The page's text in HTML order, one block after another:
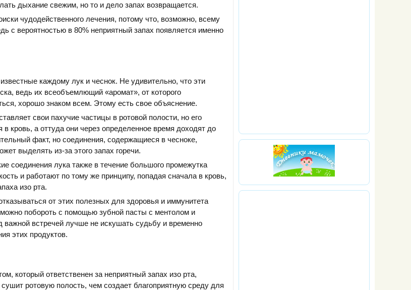
дыхание свежим, но то и дело запах возвращается.
чудодейственного лечения, потому что, возможно, всему
с вероятностью в 80% неприятный запах появляется именно
каждому лук и чеснок. Не удивительно, что эти
ведь их всеобъемлющий «аромат», от которого
хорошо знаком всем. Этому есть свое объяснение.
свои пахучие частицы в ротовой полости, но его
кровь, а оттуда они через определенное время доходят до
факт, но соединения, содержащиеся в чесноке,
выделять из-за этого запах горечи.
соединения лука также в течение большого промежутка
и работают по тому же принципу, попадая сначала в кровь,
изо рта.
от этих полезных для здоровья и иммунитета
побороть с помощью зубной пасты с ментолом и
важной встречей лучше не искушать судьбу и временно
этих продуктов.
который ответственен за неприятный запах изо рта,
ротовую полость, чем создает благоприятную среду для